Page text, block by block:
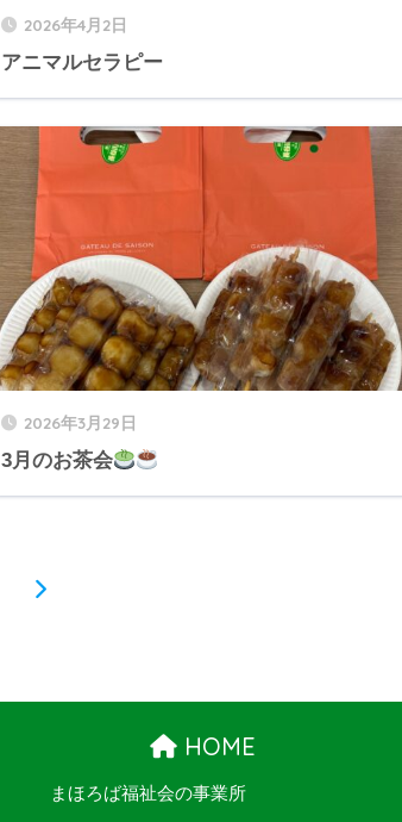
2026年4月2日
アニマルセラピー
2026年3月29日
3月のお茶会
HOME
まほろば福祉会の事業所